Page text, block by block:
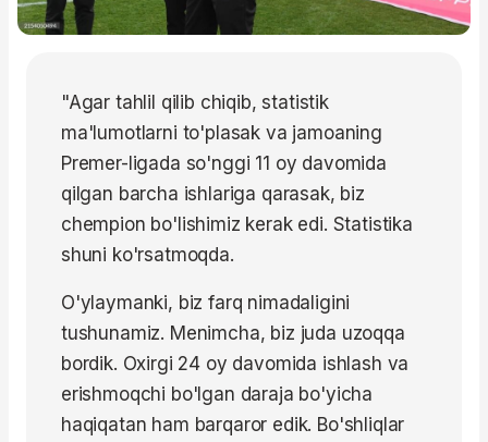
"Agar tahlil qilib chiqib, statistik
ma'lumotlarni to'plasak va jamoaning
Premer-ligada so'nggi 11 oy davomida
qilgan barcha ishlariga qarasak, biz
chempion bo'lishimiz kerak edi. Statistika
shuni ko'rsatmoqda.
O'ylaymanki, biz farq nimadaligini
tushunamiz. Menimcha, biz juda uzoqqa
bordik. Oxirgi 24 oy davomida ishlash va
erishmoqchi bo'lgan daraja bo'yicha
haqiqatan ham barqaror edik. Bo'shliqlar